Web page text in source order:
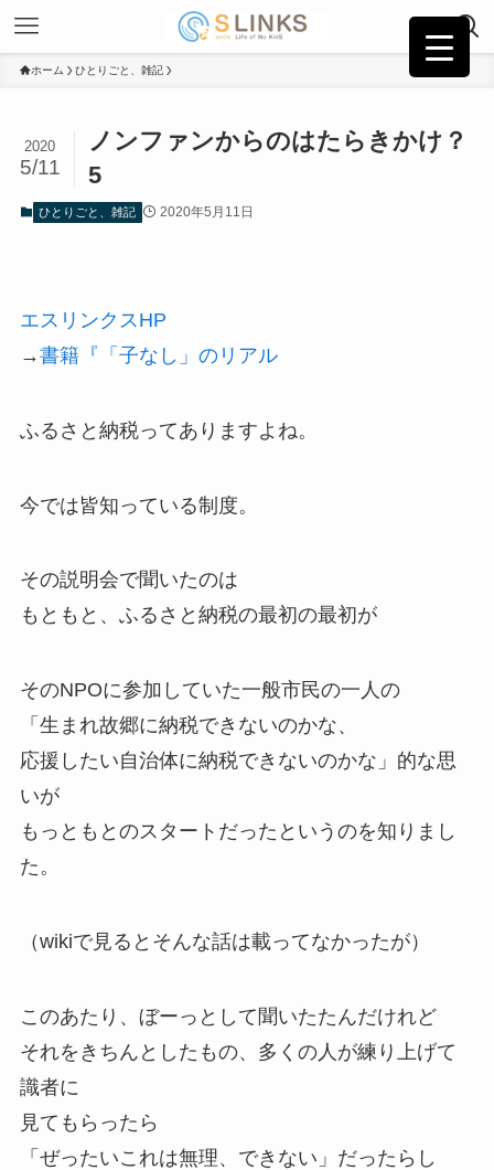
ホーム ひとりごと、雑記
ノンファンからのはたらきかけ？
5
2020
5/11
ひとりごと、雑記 2020年5月11日
エスリンクスHP
→書籍『「子なし」のリアル
ふるさと納税ってありますよね。
今では皆知っている制度。
その説明会で聞いたのは
もともと、ふるさと納税の最初の最初が
そのNPOに参加していた一般市民の一人の
「生まれ故郷に納税できないのかな、
応援したい自治体に納税できないのかな」的な思
いが
もっともとのスタートだったというのを知りまし
た。
（wikiで見るとそんな話は載ってなかったが）
このあたり、ぼーっとして聞いたたんだけれど
それをきちんとしたもの、多くの人が練り上げて
識者に
見てもらったら
「ぜったいこれは無理、できない」だったらし